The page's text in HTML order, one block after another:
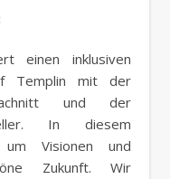
Templin mit der
und der
In diesem
Visionen und
Zukunft. Wir